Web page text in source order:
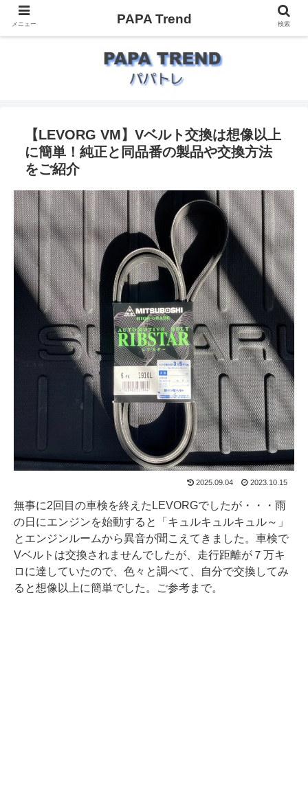
【LEVORG VM】Vベルト交換は想像以上
に簡単！純正と同品番の製品や交換方法
をご紹介
2025.09.04 2023.10.15
無事に2回目の車検を終えたLEVORGでしたが・・・雨
の日にエンジンを始動すると「キュルキュルキュル～」
とエンジンルームから異音が聞こえてきました。車検で
Vベルトは交換されませんでしたが、走行距離が７万キ
ロに達していたので、色々と調べて、自分で交換してみ
ると想像以上に簡単でした。ご参考まで。
メニュー PAPA Trend 検索